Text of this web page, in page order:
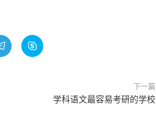

下一篇
学科语文最容易考研的学校